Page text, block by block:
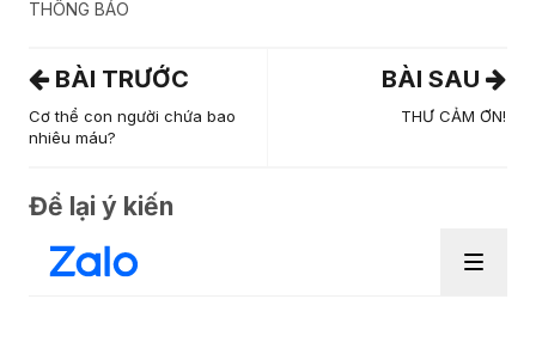
THÔNG BÁO
BÀI SAU
THƯ CẢM ƠN!
BÀI TRƯỚC
Cơ thể con người chứa bao
nhiêu máu?
Để lại ý kiến